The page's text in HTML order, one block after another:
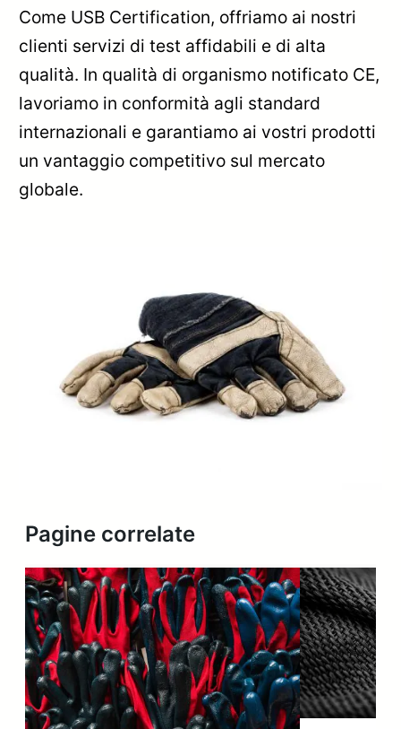
Come USB Certification, offriamo ai nostri
clienti servizi di test affidabili e di alta
qualità. In qualità di organismo notificato CE,
lavoriamo in conformità agli standard
internazionali e garantiamo ai vostri prodotti
un vantaggio competitivo sul mercato
globale.
Pagine correlate